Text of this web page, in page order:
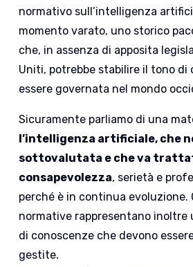
normativo sull’intelligenza
momento varato, uno storico
che, in assenza di apposita
Uniti, potrebbe stabilire il tono di
essere governata nel mondo
Sicuramente parliamo di una
l’intelligenza artificiale, che
sottovalutata e che va
consapevolezza, serietà e
perché è in continua evoluzione.
normative rappresentano inoltre
di conoscenze che devono
gestite.